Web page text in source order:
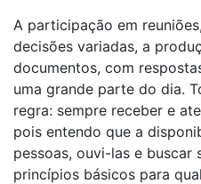
A participação em
decisões variadas, a
documentos, com
uma grande parte do dia.
regra: sempre receber e
pois entendo que a
pessoas, ouvi-las e buscar
princípios básicos para